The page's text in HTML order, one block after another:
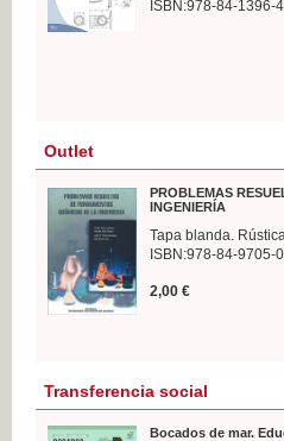
ISBN:978-84-1396-
Outlet
PROBLEMAS
INGENIERÍA
Tapa blanda.
ISBN:978-84-9705-
2,00 €
Transferencia social
Bocados de mar.